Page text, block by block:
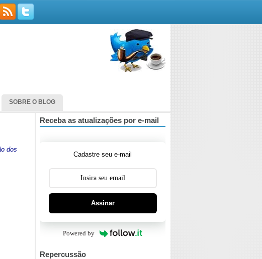
SOBRE O BLOG
dos
Receba as atualizações por e-mail
Cadastre seu e-mail
Assinar
Powered by
Repercussão